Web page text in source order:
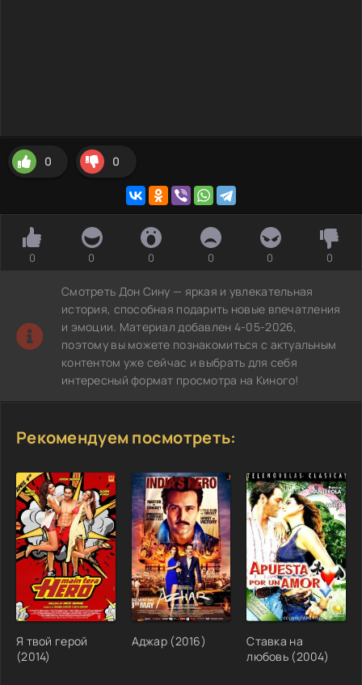
0 0
0 0 0 0 0 0
Смотреть Дон Сину — яркая и увлекательная
история, способная подарить новые впечатления
и эмоции. Материал добавлен 4-05-2026,
поэтому вы можете познакомиться с актуальным
контентом уже сейчас и выбрать для себя
интересный формат просмотра на Киного!
Рекомендуем посмотреть:
Я твой герой
(2014)
Аджар (2016)
Ставка на
любовь (2004)